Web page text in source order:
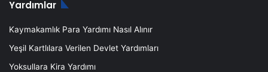
Yardımlar
Kaymakamlık Para Yardımı Nasıl Alınır
Yeşil Kartlılara Verilen Devlet Yardımları
Yoksullara Kira Yardımı